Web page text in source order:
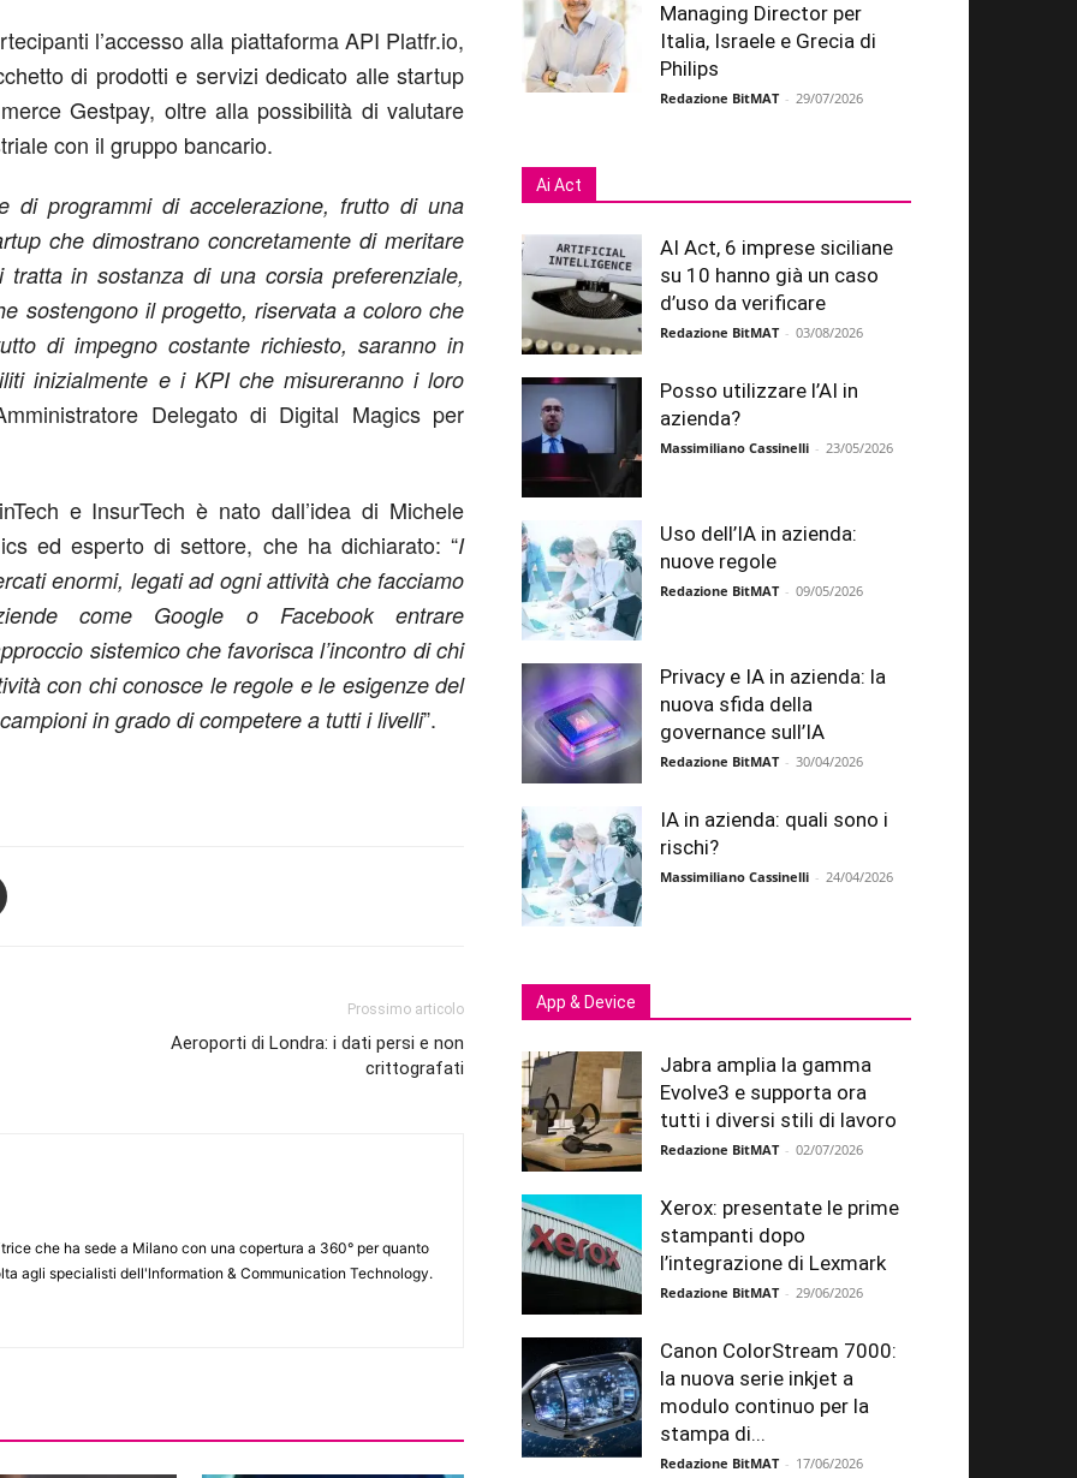
l’accesso alla piattaforma API Platfr.io,
di prodotti e servizi dedicato alle startup
Gestpay, oltre alla possibilità di valutare
con il gruppo bancario.
di programmi di accelerazione, frutto di una
che dimostrano concretamente di meritare
in sostanza di una corsia preferenziale,
sostengono il progetto, riservata a coloro che
di impegno costante richiesto, saranno in
inizialmente e i KPI che misureranno i loro
Delegato di Digital Magics per
e InsurTech è nato dall’idea di Michele
ed esperto di settore, che ha dichiarato: “I
enormi, legati ad ogni attività che facciamo
come Google o Facebook entrare
sistemico che favorisca l’incontro di chi
con chi conosce le regole e le esigenze del
in grado di competere a tutti i livelli”.
Prossimo articolo
Aeroporti di Londra: i dati persi e non
crittografati
che ha sede a Milano con una copertura a 360° per quanto
agli specialisti dell'lnformation & Communication Technology.
Managing Director per
Italia, Israele e Grecia di
Philips
Redazione BitMAT - 29/07/2026
Ai Act
AI Act, 6 imprese siciliane
su 10 hanno già un caso
d’uso da verificare
Redazione BitMAT - 03/08/2026
Posso utilizzare l’AI in
azienda?
Massimiliano Cassinelli - 23/05/2026
Uso dell’IA in azienda:
nuove regole
Redazione BitMAT - 09/05/2026
Privacy e IA in azienda: la
nuova sfida della
governance sull’IA
Redazione BitMAT - 30/04/2026
IA in azienda: quali sono i
rischi?
Massimiliano Cassinelli - 24/04/2026
App & Device
Jabra amplia la gamma
Evolve3 e supporta ora
tutti i diversi stili di lavoro
Redazione BitMAT - 02/07/2026
Xerox: presentate le prime
stampanti dopo
l’integrazione di Lexmark
Redazione BitMAT - 29/06/2026
Canon ColorStream 7000:
la nuova serie inkjet a
modulo continuo per la
stampa di...
Redazione BitMAT - 17/06/2026